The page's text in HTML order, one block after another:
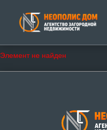
Элемент не найден